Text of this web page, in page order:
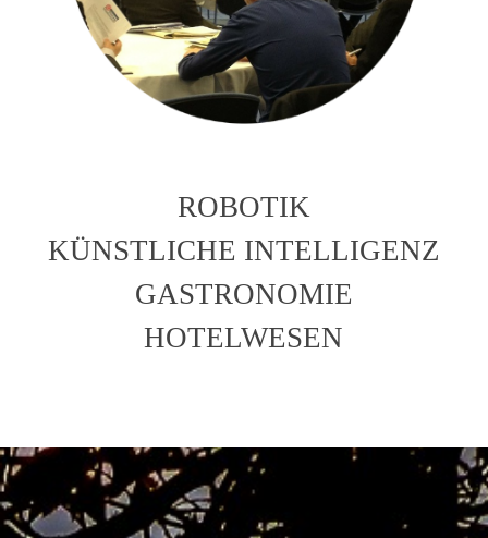
ROBOTIK
KÜNSTLICHE INTELLIGENZ
GASTRONOMIE
HOTELWESEN